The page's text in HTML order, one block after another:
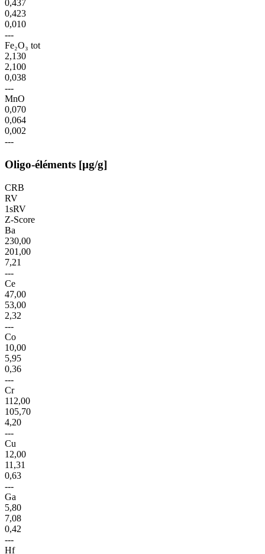
0,437
0,423
0,010
---
Fe₂O₃ tot
2,130
2,100
0,038
---
MnO
0,070
0,064
0,002
---
Oligo-éléments [µg/g]
CRB
RV
1sRV
Z-Score
Ba
230,00
201,00
7,21
---
Ce
47,00
53,00
2,32
---
Co
10,00
5,95
0,36
---
Cr
112,00
105,70
4,20
---
Cu
12,00
11,31
0,63
---
Ga
5,80
7,08
0,42
---
Hf